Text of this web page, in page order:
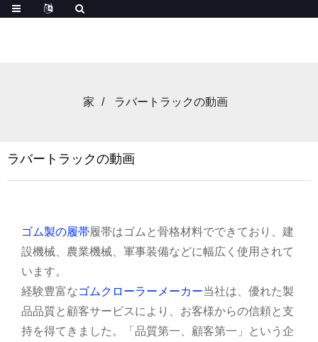
家 ラバートラックの動画
ラバートラックの動画
ゴム製の履帯履帯はゴムと骨格材料でできており、建
設機械、農業機械、軍事装備などに幅広く使用されて
います。
経験豊富なゴムクローラーメーカー当社は、優れた製
品品質と顧客サービスにより、お客様からの信頼と支
持を得てきました。「品質第一、顧客第一」という企